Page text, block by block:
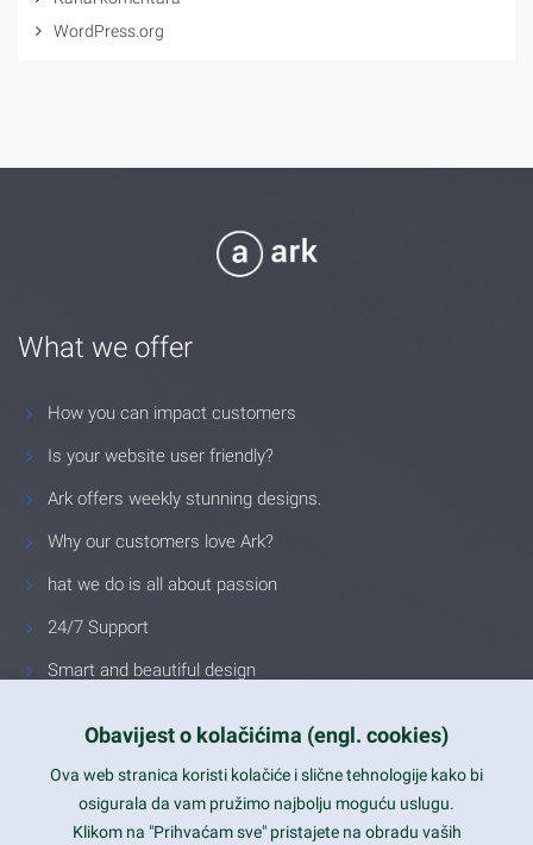
WordPress.org
What we offer
How you can impact customers
Is your website user friendly?
Ark offers weekly stunning designs.
Why our customers love Ark?
hat we do is all about passion
24/7 Support
Smart and beautiful design
Latest trends and much more...
Obavijest o kolačićima (engl. cookies)
Ova web stranica koristi kolačiće i slične tehnologije kako bi
osigurala da vam pružimo najbolju moguću uslugu.
Klikom na "Prihvaćam sve" pristajete na obradu vaših